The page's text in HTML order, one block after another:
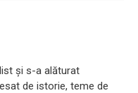
și s-a alăturat
de istorie, teme de